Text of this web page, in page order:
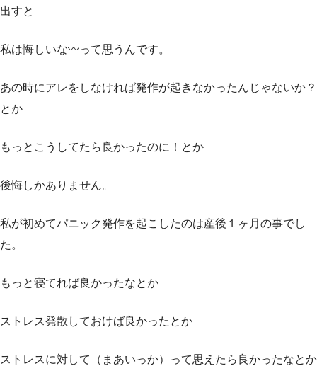
出すと
私は悔しいな〰️って思うんです。
あの時にアレをしなければ発作が起きなかったんじゃないか？
とか
もっとこうしてたら良かったのに！とか
後悔しかありません。
私が初めてパニック発作を起こしたのは産後１ヶ月の事でし
た。
もっと寝てれば良かったなとか
ストレス発散しておけば良かったとか
ストレスに対して（まあいっか）って思えたら良かったなとか